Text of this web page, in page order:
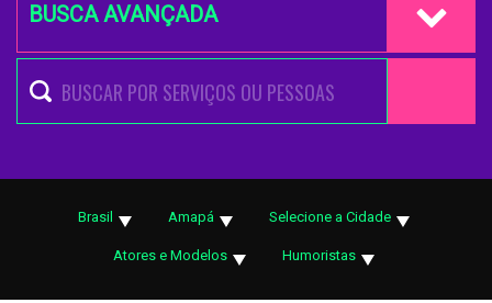
BUSCA AVANÇADA
Brasil Amapá Selecione a Cidade
Atores e Modelos Humoristas